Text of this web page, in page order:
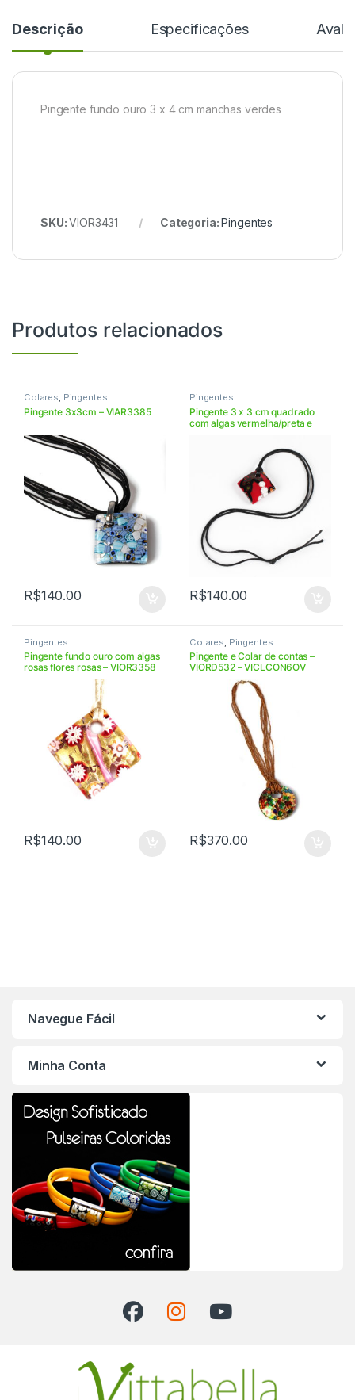
Descrição Especificações
Pingente fundo ouro 3 x 4 cm manchas verdes
SKU:VIOR3431 Categoria:Pingentes
Produtos relacionados
Colares, Pingentes
Pingente 3x3cm – VIAR3385
R$140.00
Pingentes
Pingente 3 x 3 cm quadrado
com algas vermelha/preta e
R$140.00
Pingentes
Pingente fundo ouro com algas
rosas flores rosas – VIOR3358
R$140.00
Colares Pingentes
Pingente e Colar de contas –
VIORD532 – VICLCON6OV
R$370.00
Navegue Fácil
Minha Conta